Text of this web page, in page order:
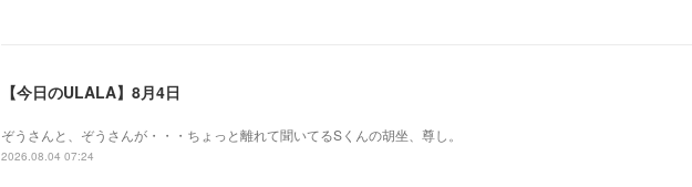
【今日のULALA】8月4日
ぞうさんと、ぞうさんが・・・ちょっと離れて聞いてるSくんの胡坐、尊し。
2026.08.04 07:24